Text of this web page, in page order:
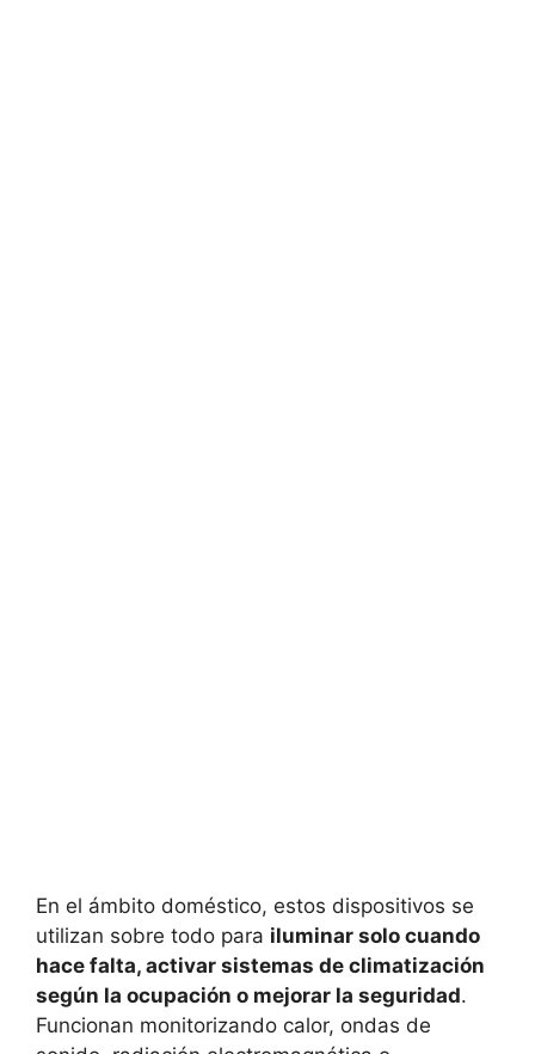
En el ámbito doméstico, estos dispositivos se
utilizan sobre todo para iluminar solo cuando
hace falta, activar sistemas de climatización
según la ocupación o mejorar la seguridad.
Funcionan monitorizando calor, ondas de